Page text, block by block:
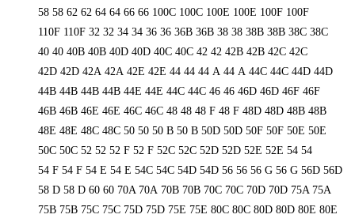
58 58 62 62 64 64 66 66 100C 100C 100E 100E 100F 100F
110F 110F 32 32 34 34 36 36 36B 36B 38 38 38B 38B 38С 38С
40 40 40B 40B 40D 40D 40С 40С 42 42 42B 42B 42C 42C
42D 42D 42А 42А 42Е 42Е 44 44 44 А 44 А 44C 44C 44D 44D
44В 44В 44В 44В 44Е 44Е 44С 44С 46 46 46D 46D 46F 46F
46В 46В 46Е 46Е 46С 46С 48 48 48 F 48 F 48D 48D 48В 48В
48Е 48Е 48С 48С 50 50 50 B 50 B 50D 50D 50F 50F 50Е 50Е
50С 50С 52 52 52 F 52 F 52C 52C 52D 52D 52E 52E 54 54
54 F 54 F 54 Е 54 Е 54C 54C 54D 54D 56 56 56 G 56 G 56D 56D
58 D 58 D 60 60 70A 70A 70B 70B 70C 70C 70D 70D 75A 75A
75B 75B 75C 75C 75D 75D 75E 75E 80C 80C 80D 80D 80E 80E